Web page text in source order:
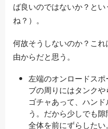
ば良いのではないか？と
ね？）。
何故そうしないのか？こ
由からだと思う。
左端のオンロードス
ブの周りにはタンク
ゴチャあって、ハン
う。だから少しでも
全体を前にずらしたい。